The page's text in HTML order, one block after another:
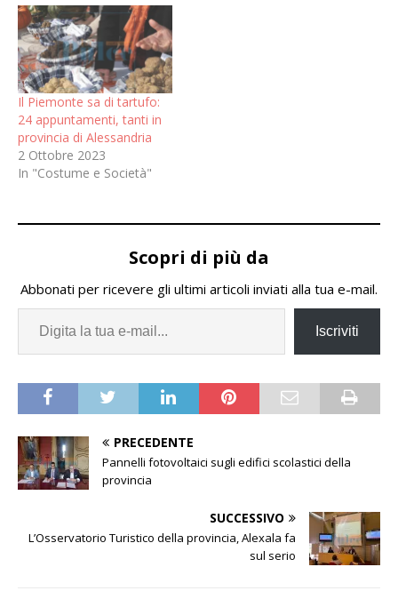
Il Piemonte sa di tartufo:
24 appuntamenti, tanti in
provincia di Alessandria
2 Ottobre 2023
In "Costume e Società"
Scopri di più da
Abbonati per ricevere gli ultimi articoli inviati alla tua e-mail.
Iscriviti
PRECEDENTE
Pannelli fotovoltaici sugli edifici scolastici della
provincia
SUCCESSIVO
L’Osservatorio Turistico della provincia, Alexala fa
sul serio